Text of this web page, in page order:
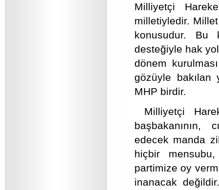
Milliyetçi
milletiyledir.
konusudur. Bu
desteğiyle hak
dönem
gözüyle bakılan
MHP birdir.
Milliyetçi
başbakanının,
edecek manda
hiçbir
partimize oy
inanacak